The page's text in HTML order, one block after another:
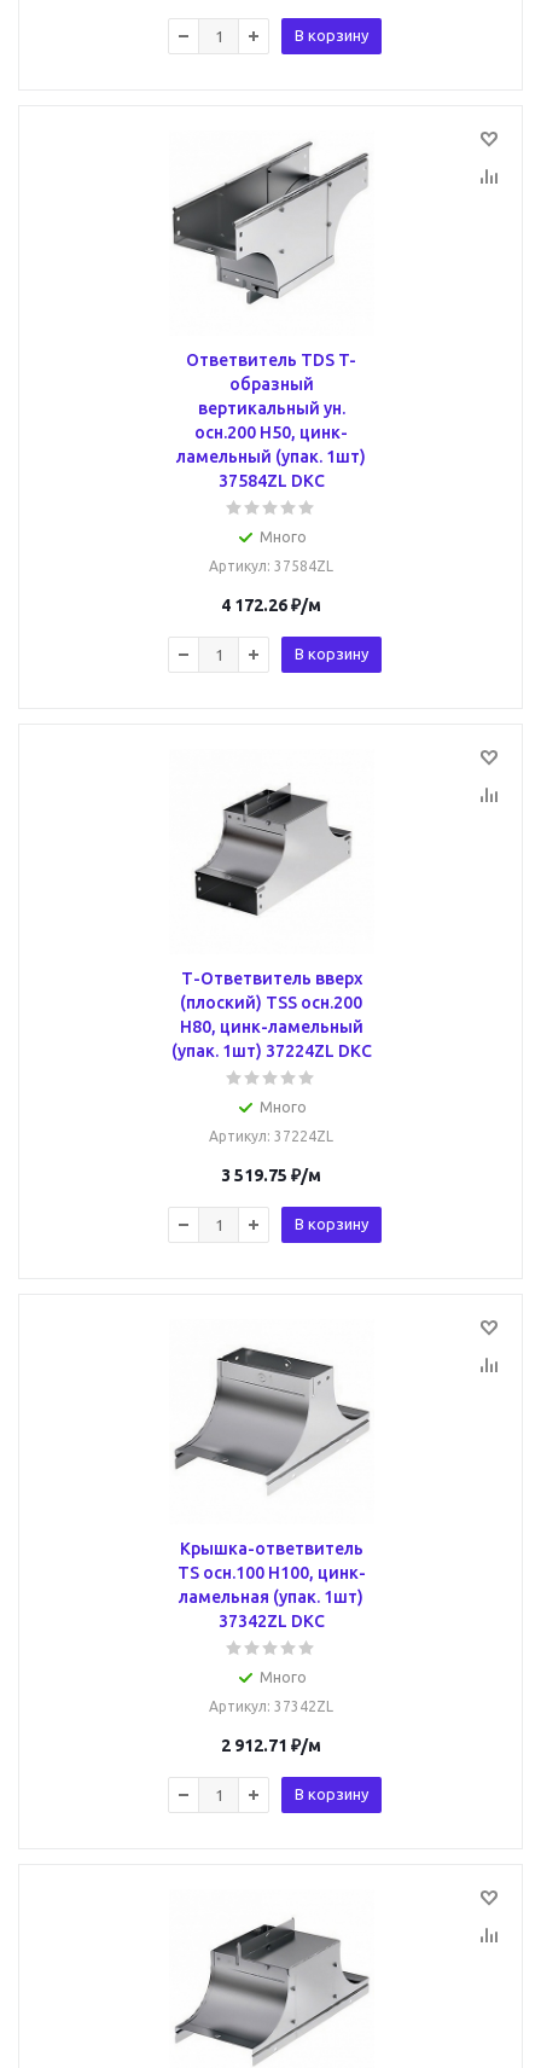
В корзину
Ответвитель TDS T-
образный
вертикальный ун.
осн.200 H50, цинк-
ламельный (упак. 1шт)
37584ZL DKC
Много
Артикул: 37584ZL
4 172.26₽/м
В корзину
Т-Ответвитель вверх
(плоский) TSS осн.200
H80, цинк-ламельный
(упак. 1шт) 37224ZL DKC
Много
Артикул: 37224ZL
3 519.75 ₽/м
В корзину
Крышка-ответвитель
TS осн.100 H100, цинк-
ламельная (упак. 1шт)
37342ZL DKC
Много
Артикул: 37342ZL
2 912.71 ₽/м
В корзину